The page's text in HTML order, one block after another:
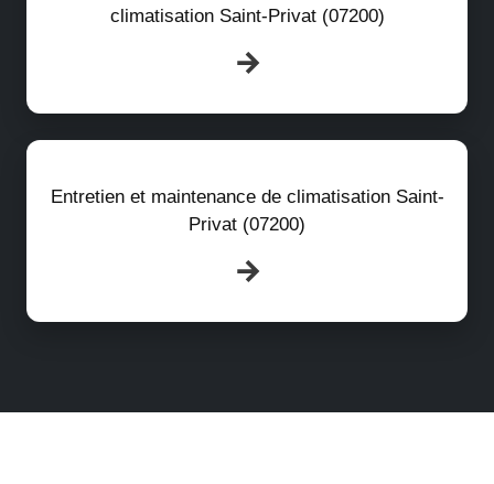
climatisation Saint-Privat (07200)
Entretien et maintenance de climatisation Saint-
Privat (07200)